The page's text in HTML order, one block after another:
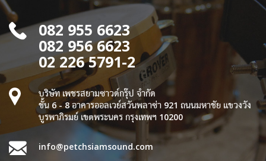
082 955 6623
082 956 6623
02 226 5791-2
บริษัท เพชรสยามซาวด์กรุ๊ป จำกัด
ชั้น 6 - 8 อาคารออลเวย์สวันพลาซ่า 921 ถนนมหาชัย แขวงวัง
บูรพาภิรมย์ เขตพระนคร กรุงเทพฯ 10200
info@petchsiamsound.com